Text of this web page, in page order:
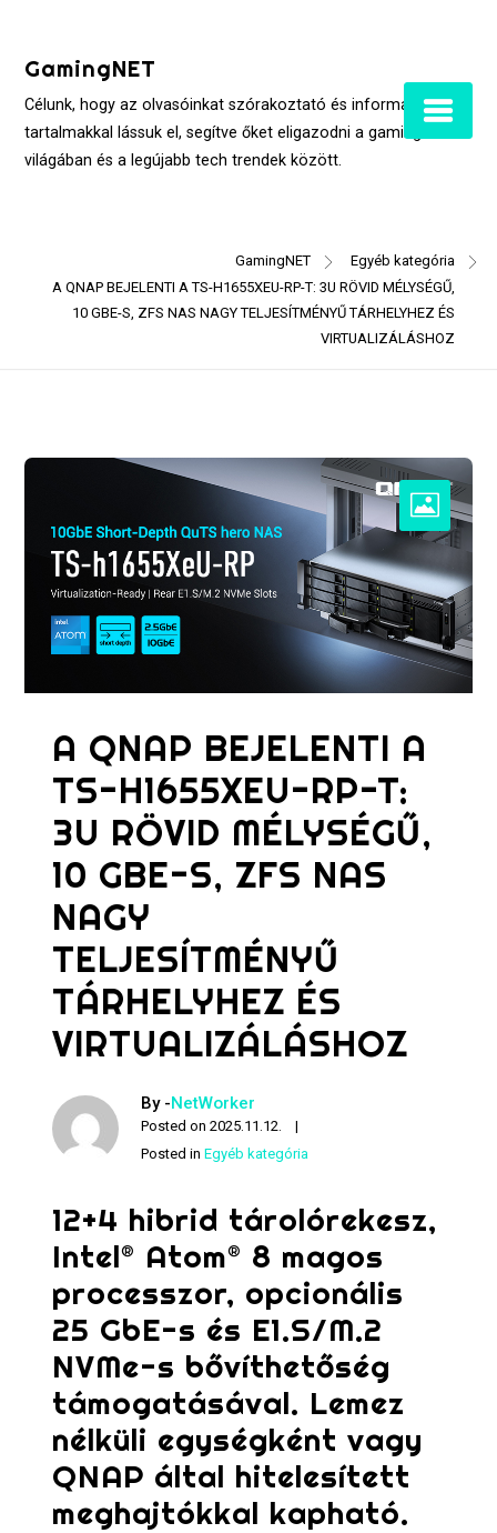
contentGamingNET
Célunk, hogy az olvasóinkat szórakoztató és informatív
tartalmakkal lássuk el, segítve őket eligazodni a gaming
világában és a legújabb tech trendek között.
GamingNET
Egyéb kategória
A QNAP BEJELENTI A TS-H1655XEU-RP-T: 3U RÖVID MÉLYSÉGŰ,
10 GBE-S, ZFS NAS NAGY TELJESÍTMÉNYŰ TÁRHELYHEZ ÉS
VIRTUALIZÁLÁSHOZ
A QNAP BEJELENTI A
TS-H1655XEU-RP-T:
3U RÖVID MÉLYSÉGŰ,
10 GBE-S, ZFS NAS
NAGY
TELJESÍTMÉNYŰ
TÁRHELYHEZ ÉS
VIRTUALIZÁLÁSHOZ
By -NetWorker
Posted on2025.11.12.
Posted inEgyéb kategória
12+4 hibrid tárolórekesz,
Intel® Atom® 8 magos
processzor, opcionális
25 GbE-s és E1.S/M.2
NVMe-s bővíthetőség
támogatásával. Lemez
nélküli egységként vagy
QNAP által hitelesített
meghajtókkal kapható.